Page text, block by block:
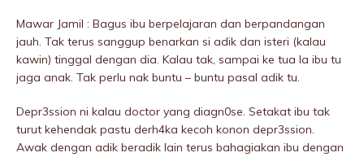
Mawar Jamil : Bagus ibu berpelajaran dan berpandangan
jauh. Tak terus sanggup benarkan si adik dan isteri (kalau
kawin) tinggal dengan dia. Kalau tak, sampai ke tua la ibu tu
jaga anak. Tak perlu nak buntu – buntu pasal adik tu.
Depr3ssion ni kalau doctor yang diagn0se. Setakat ibu tak
turut kehendak pastu derh4ka kecoh konon depr3ssion.
Awak dengan adik beradik lain terus bahagiakan ibu dengan